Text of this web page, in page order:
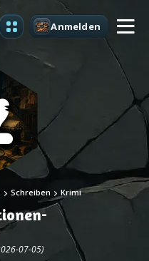
Anmelden
Schreiben Krimi
07-05)